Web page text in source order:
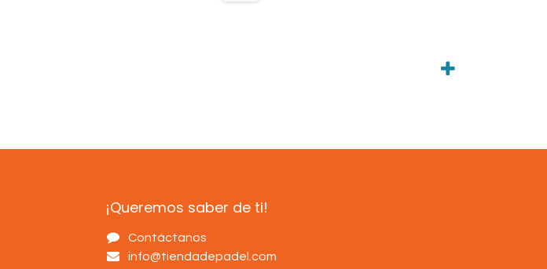
¡Queremos saber de ti!
Contáctanos
info@tiendadepadel.com